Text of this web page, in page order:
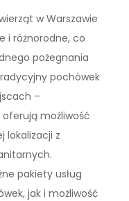
w Warszawie
i różnorodne, co
pożegnania
pochówek
–
możliwość
lokalizacji z
pakiety usług
jak i możliwość